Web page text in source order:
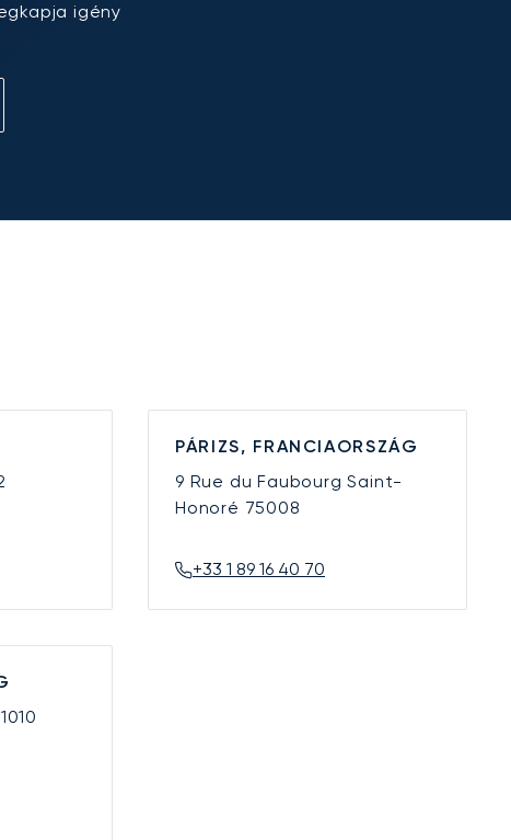
igény
PÁRIZS, FRANCIAORSZÁG
9 Rue du Faubourg Saint-
Honoré 75008
+33 1 89 16 40 70